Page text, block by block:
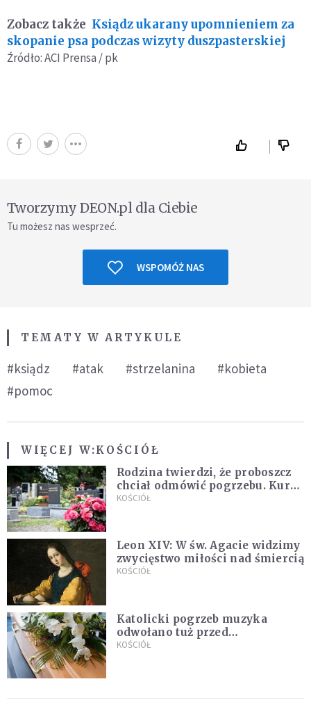
Zobacz także Ksiądz ukarany upomnieniem za
skopanie psa podczas wizyty duszpasterskiej
Źródło: ACI Prensa / pk
Tworzymy DEON.pl dla Ciebie
Tu możesz nas wesprzeć.
WSPOMÓŻ NAS
TEMATY W ARTYKULE
#ksiądz #atak #strzelanina
#kobieta
#pomoc
WIĘCEJ W:KOŚCIÓŁ
Rodzina twierdzi, że proboszcz
chciał odmówić pogrzebu. Kuria
zapowiada wyjaśnienia
KOŚCIÓŁ
Leon XIV: W św. Agacie widzimy
zwycięstwo miłości nad śmiercią
KOŚCIÓŁ
Katolicki pogrzeb muzyka
odwołano tuż przed
uroczystością. Powodem była
KOŚCIÓŁ